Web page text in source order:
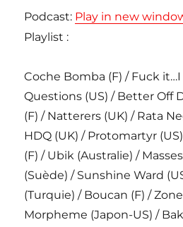
Podcast: Play in new
Playlist :
Coche Bomba (F) / Fuck it…I
Questions (US) / Better Off
(F) / Natterers (UK) / Rata
HDQ (UK) / Protomartyr
(F) / Ubik (Australie) /
(Suède) / Sunshine Ward
(Turquie) / Boucan (F) /
Morpheme (Japon-US) /